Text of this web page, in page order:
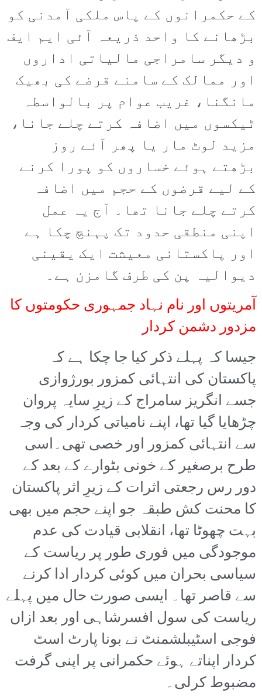
کے حکمرانوں کے پاس ملکی آمدنی کو
بڑھانے کا واحد ذریعہ آئی ایم ایف
و دیگر سامراجی مالیاتی اداروں
اور ممالک کے سامنے قرضے کی بھیک
مانگنا، غریب عوام پر بالواسطہ
ٹیکسوں میں اضافہ کرتے چلے جانا،
مزید لوٹ مار یا پھر آئے روز
بڑھتے ہوئے خساروں کو پورا کرنے
کے لیے قرضوں کے حجم میں اضافہ
کرتے چلے جانا تھا۔ آج یہ عمل
اپنی منطقی حدود تک پہنچ چکا ہے
اور پاکستانی معیشت ایک یقینی
دیوالیہ پن کی طرف گامزن ہے۔
آمریتوں اور نام نہاد جمہوری حکومتوں کا
مزدور دشمن کردار
جیسا کہ پہلے ذکر کیا جا چکا ہے کہ
پاکستان کی انتہائی کمزور بورژوازی
جسے انگریز سامراج کے زیرِ سایہ پروان
چڑھایا گیا تھا، اپنے نامیاتی کردار کی وجہ
سے انتہائی کمزور اور خصی تھی۔اسی
طرح برصغیر کے خونی بٹوارے کے بعد کے
دور رس رجعتی اثرات کے زیرِ اثر پاکستان
کا محنت کش طبقہ جو اپنے حجم میں بھی
بہت چھوٹا تھا، انقلابی قیادت کی عدم
موجودگی میں فوری طور پر ریاست کے
سیاسی بحران میں کوئی کردار ادا کرنے
سے قاصر تھا۔ ایسی صورت حال میں پہلے
ریاست کی سول افسرشاہی اور بعد ازاں
فوجی اسٹیبلشمنٹ نے بونا پارٹ اسٹ
کردار اپناتے ہوئے حکمرانی پر اپنی گرفت
مضبوط کرلی۔